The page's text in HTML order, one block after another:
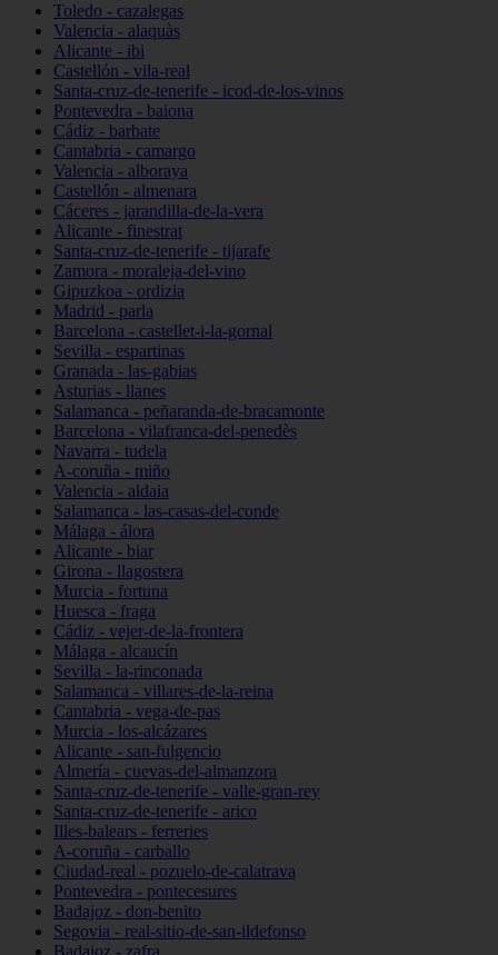
Toledo - cazalegas
Valencia - alaquàs
Alicante - ibi
Castellón - vila-real
Santa-cruz-de-tenerife - icod-de-los-vinos
Pontevedra - baiona
Cádiz - barbate
Cantabria - camargo
Valencia - alboraya
Castellón - almenara
Cáceres - jarandilla-de-la-vera
Alicante - finestrat
Santa-cruz-de-tenerife - tijarafe
Zamora - moraleja-del-vino
Gipuzkoa - ordizia
Madrid - parla
Barcelona - castellet-i-la-gornal
Sevilla - espartinas
Granada - las-gabias
Asturias - llanes
Salamanca - peñaranda-de-bracamonte
Barcelona - vilafranca-del-penedès
Navarra - tudela
A-coruña - miño
Valencia - aldaia
Salamanca - las-casas-del-conde
Málaga - álora
Alicante - biar
Girona - llagostera
Murcia - fortuna
Huesca - fraga
Cádiz - vejer-de-la-frontera
Málaga - alcaucín
Sevilla - la-rinconada
Salamanca - villares-de-la-reina
Cantabria - vega-de-pas
Murcia - los-alcázares
Alicante - san-fulgencio
Almería - cuevas-del-almanzora
Santa-cruz-de-tenerife - valle-gran-rey
Santa-cruz-de-tenerife - arico
Illes-balears - ferreries
A-coruña - carballo
Ciudad-real - pozuelo-de-calatrava
Pontevedra - pontecesures
Badajoz - don-benito
Segovia - real-sitio-de-san-ildefonso
Badajoz - zafra